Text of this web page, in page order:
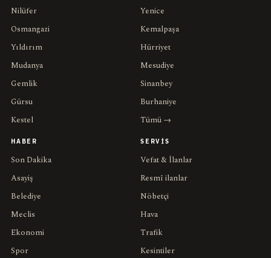
Nilüfer
Osmangazi
Yıldırım
Mudanya
Gemlik
Gürsu
Kestel
Yenice
Kemalpaşa
Hürriyet
Mesudiye
Sinanbey
Burhaniye
Tümü →
HABER
Son Dakika
Asayiş
Belediye
Meclis
Ekonomi
Spor
SERVIS
Vefat & İlanlar
Resmî ilanlar
Nöbetçi
Hava
Trafik
Kesintiler